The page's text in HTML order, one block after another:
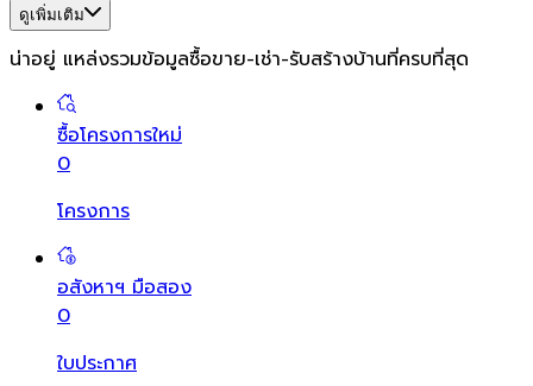
ดูเพิ่มเติม
น่าอยู่ แหล่งรวมข้อมูลซื้อขาย-เช่า-รับสร้างบ้านที่ครบที่สุด
ซื้อโครงการใหม่
0
โครงการ
อสังหาฯ มือสอง
0
ใบประกาศ